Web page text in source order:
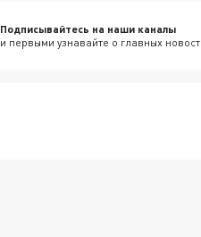
Подписывайтесь на наши каналы
и первыми узнавайте о главных